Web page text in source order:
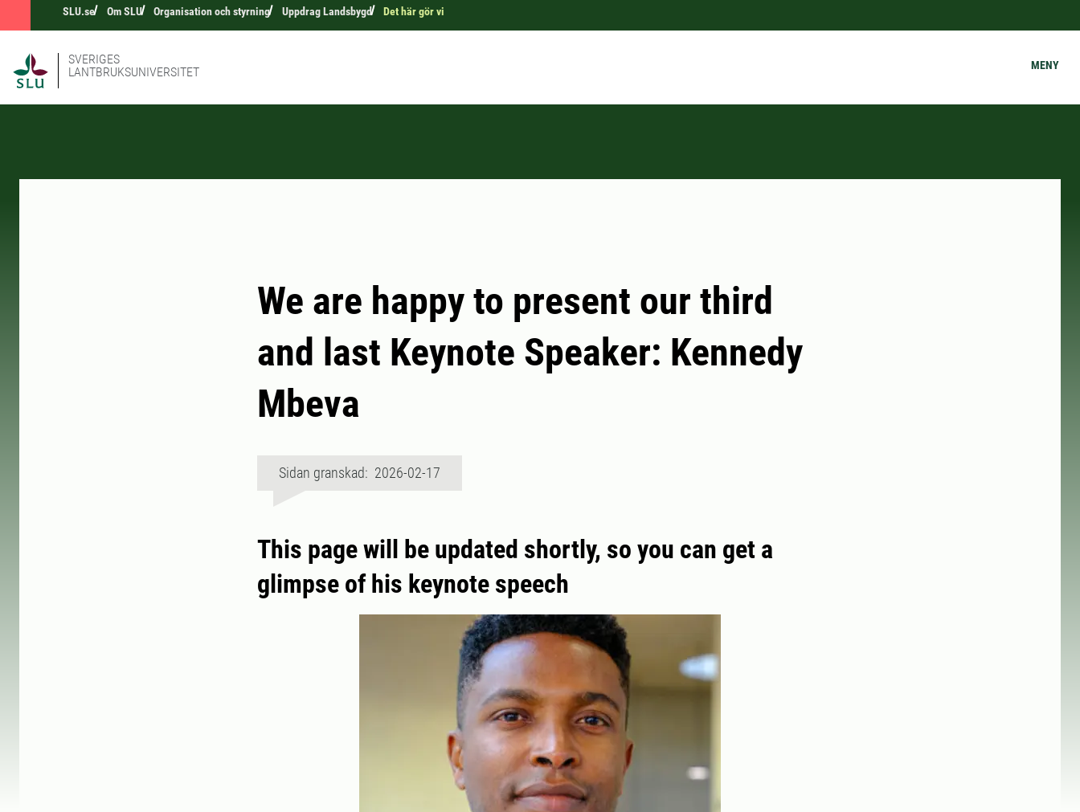
SLU.se Om SLU Organisation och styrning Uppdrag Landsbygd Det här gör vi
SVERIGES
LANTBRUKSUNIVERSITET
MENY
We are happy to present our third
and last Keynote Speaker: Kennedy
Mbeva
Sidan granskad: 2026-02-17
This page will be updated shortly, so you can get a
glimpse of his keynote speech